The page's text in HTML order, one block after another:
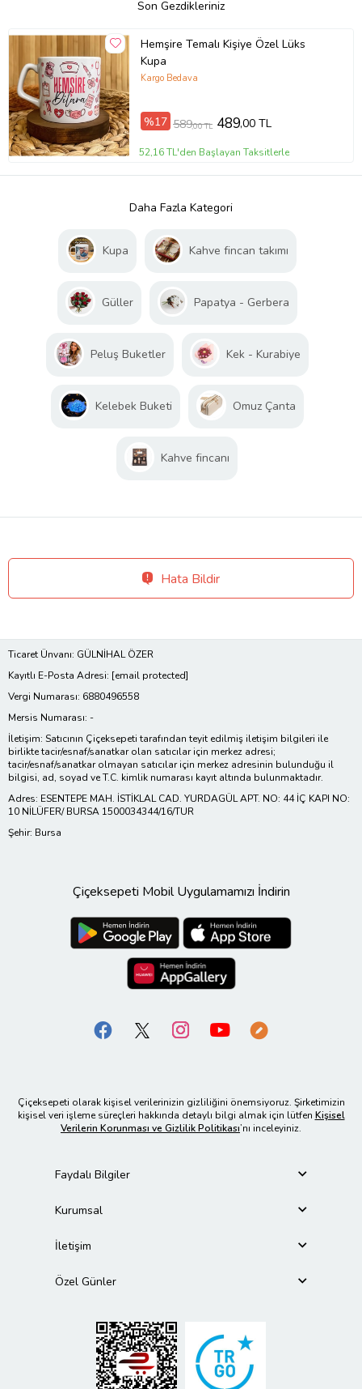
Son Gezdikleriniz
Hemşire Temalı Kişiye Özel Lüks
Kupa
Kargo Bedava
%17 589,00 TL 489,00 TL
52,16 TL'den Başlayan Taksitlerle
Daha Fazla Kategori
Kupa Kahve fincan takımı
Güller Papatya - Gerbera
Peluş Buketler Kek - Kurabiye
Kelebek Buketi Omuz Çanta
Kahve fincanı
Hata Bildir
Ticaret Ünvanı: GÜLNİHAL ÖZER
Kayıtlı E-Posta Adresi: [email protected]
Vergi Numarası: 6880496558
Mersis Numarası: -
İletişim: Satıcının Çiçeksepeti tarafından teyit edilmiş iletişim bilgileri ile
birlikte tacir/esnaf/sanatkar olan satıcılar için merkez adresi;
tacir/esnaf/sanatkar olmayan satıcılar için merkez adresinin bulunduğu il
bilgisi, ad, soyad ve T.C. kimlik numarası kayıt altında bulunmaktadır.
Adres: ESENTEPE MAH. İSTİKLAL CAD. YURDAGÜL APT. NO: 44 İÇ KAPI NO:
10 NİLÜFER/ BURSA 1500034344/16/TUR
Şehir: Bursa
Çiçeksepeti Mobil Uygulamamızı İndirin
Çiçeksepeti olarak kişisel verilerinizin gizliliğini önemsiyoruz. Şirketimizin
kişisel veri işleme süreçleri hakkında detaylı bilgi almak için lütfen Kişisel
Verilerin Korunması ve Gizlilik Politikası’nı inceleyiniz.
Faydalı Bilgiler
Kurumsal
İletişim
Özel Günler